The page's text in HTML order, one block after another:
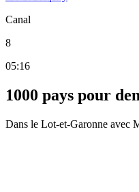
Canal
8
05:16
1000 pays pour
Dans le Lot-et-Garonne avec